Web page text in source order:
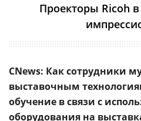
Проекторы Ricoh
CNews: Как сотрудники
выставочным
обучение в связи с
оборудования на